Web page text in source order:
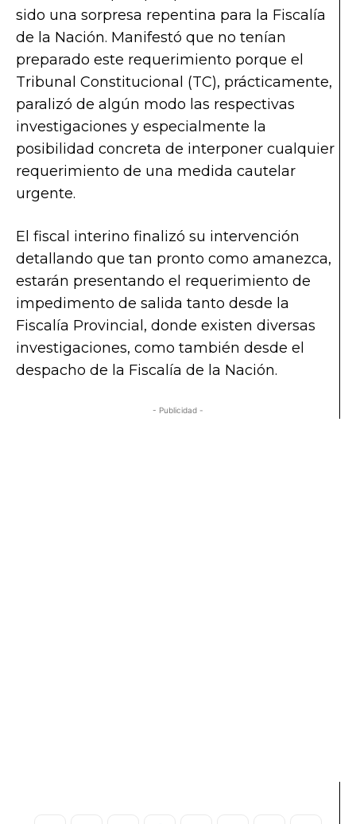
sido una sorpresa repentina para la Fiscalía
de la Nación. Manifestó que no tenían
preparado este requerimiento porque el
Tribunal Constitucional (TC), prácticamente,
paralizó de algún modo las respectivas
investigaciones y especialmente la
posibilidad concreta de interponer cualquier
requerimiento de una medida cautelar
urgente.
El fiscal interino finalizó su intervención
detallando que tan pronto como amanezca,
estarán presentando el requerimiento de
impedimento de salida tanto desde la
Fiscalía Provincial, donde existen diversas
investigaciones, como también desde el
despacho de la Fiscalía de la Nación.
- Publicidad -